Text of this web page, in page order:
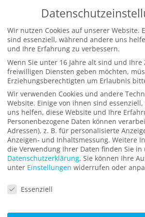
springen
Lernsoftware „Probenahme“
zur Schulung von Personal für die
Lebensmittelüberwachung
Wir nutzen Cookies auf unserer Website.
sind essenziell, während andere uns
und Ihre Erfahrung zu verbessern.
Wenn Sie unter 16 Jahre alt sind und Ihre
freiwilligen Diensten geben möchten,
Erziehungsberechtigten um Erlaubnis
Wir verwenden Cookies und andere
Website. Einige von ihnen sind
uns helfen, diese Website und Ihre
Personenbezogene Daten können
Adressen), z. B. für personalisierte
Anzeigen- und Inhaltsmessung. Weitere
die Verwendung Ihrer Daten finden Sie in
Datenschutzerklärung. Sie können Ihre
unter Einstellungen widerrufen oder
Datenschutzeinstellungen
Essenziell